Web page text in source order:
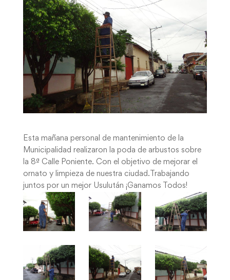
Esta mañana personal de mantenimiento de la
Municipalidad realizaron la poda de arbustos sobre
la 8ª Calle Poniente. Con el objetivo de mejorar el
ornato y limpieza de nuestra ciudad.Trabajando
juntos por un mejor Usulután ¡Ganamos Todos!